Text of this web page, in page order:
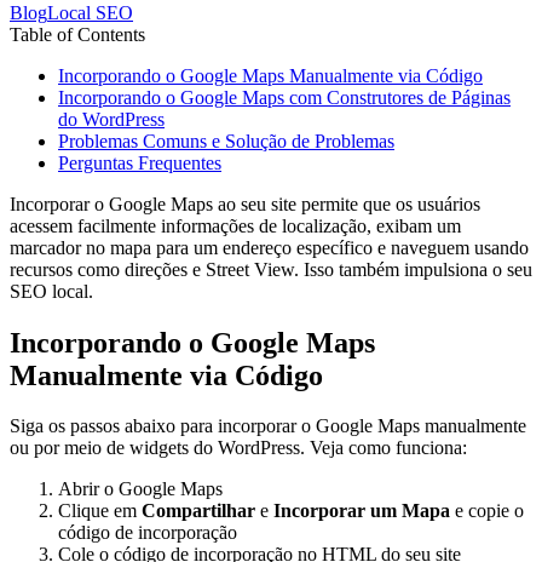
BlogLocal SEO
Table of Contents
Incorporando o Google Maps Manualmente via Código
Incorporando o Google Maps com Construtores de Páginas
do WordPress
Problemas Comuns e Solução de Problemas
Perguntas Frequentes
Incorporar o Google Maps ao seu site permite que os usuários
acessem facilmente informações de localização, exibam um
marcador no mapa para um endereço específico e naveguem usando
recursos como direções e Street View. Isso também impulsiona o seu
SEO local.
Incorporando o Google Maps
Manualmente via Código
Siga os passos abaixo para incorporar o Google Maps manualmente
ou por meio de widgets do WordPress. Veja como funciona:
Abrir o Google Maps
Clique em Compartilhar e Incorporar um Mapa e copie o
código de incorporação
Cole o código de incorporação no HTML do seu site